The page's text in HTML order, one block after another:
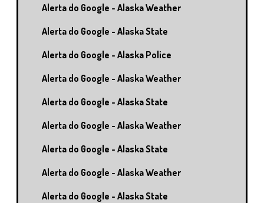
Alerta do Google - Alaska Weather
Alerta do Google - Alaska State
Alerta do Google - Alaska Police
Alerta do Google - Alaska Weather
Alerta do Google - Alaska State
Alerta do Google - Alaska Weather
Alerta do Google - Alaska State
Alerta do Google - Alaska Weather
Alerta do Google - Alaska State